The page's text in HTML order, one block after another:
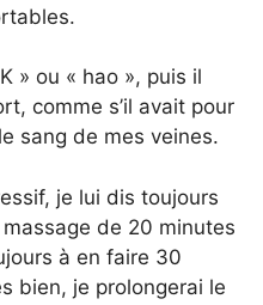
» ou « hao », puis il
comme s’il avait pour
sang de mes veines.
je lui dis toujours
de 20 minutes
à en faire 30
bien, je prolongerai le